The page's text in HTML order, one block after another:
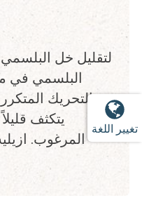
تغيير اللغة
البلسمي في
يتكثف
المرغوب.